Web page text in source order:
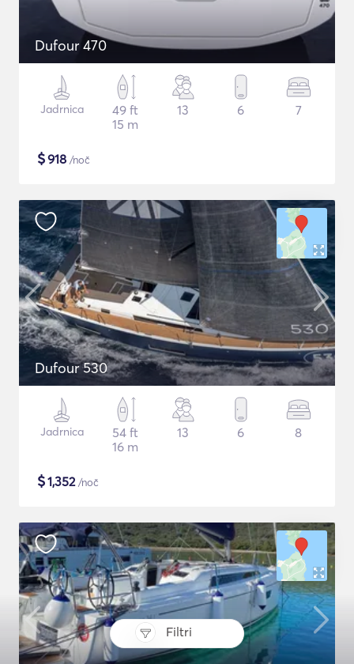
Filtri
Dufour 470
Jadrnica
49 ft
15 m
13 6 7
$918 /noč
Dufour 530
Jadrnica
54 ft
16 m
13 6 8
$1,352/noč